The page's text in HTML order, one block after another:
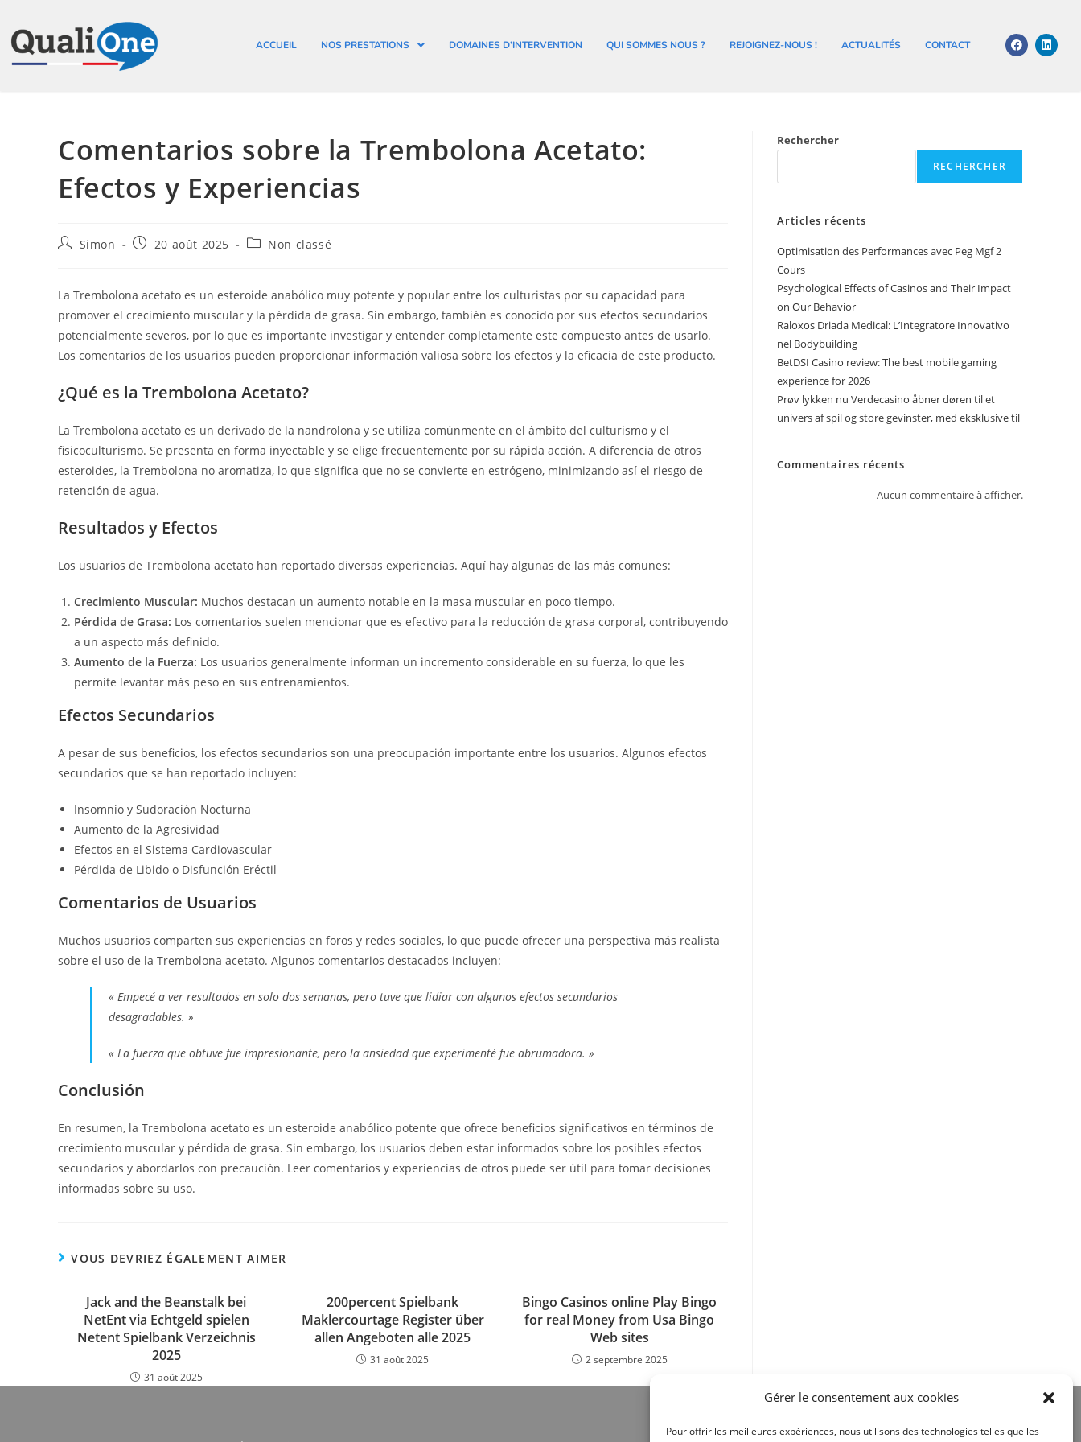
Gérer le consentement aux cookies
Pour offrir les meilleures expériences, nous utilisons des technologies telles que les
ACCUEIL NOS PRESTATIONS DOMAINES D’INTERVENTION QUI SOMMES NOUS ? REJOIGNEZ-NOUS ! ACTUALITÉS CONTACT
Comentarios sobre la Trembolona Acetato:
Efectos y Experiencias
Simon 20 août 2025 Non classé
La Trembolona acetato es un esteroide anabólico muy potente y popular entre los culturistas por su capacidad para
promover el crecimiento muscular y la pérdida de grasa. Sin embargo, también es conocido por sus efectos secundarios
potencialmente severos, por lo que es importante investigar y entender completamente este compuesto antes de usarlo.
Los comentarios de los usuarios pueden proporcionar información valiosa sobre los efectos y la eficacia de este producto.
¿Qué es la Trembolona Acetato?
La Trembolona acetato es un derivado de la nandrolona y se utiliza comúnmente en el ámbito del culturismo y el
fisicoculturismo. Se presenta en forma inyectable y se elige frecuentemente por su rápida acción. A diferencia de otros
esteroides, la Trembolona no aromatiza, lo que significa que no se convierte en estrógeno, minimizando así el riesgo de
retención de agua.
Resultados y Efectos
Los usuarios de Trembolona acetato han reportado diversas experiencias. Aquí hay algunas de las más comunes:
Crecimiento Muscular: Muchos destacan un aumento notable en la masa muscular en poco tiempo.
Pérdida de Grasa: Los comentarios suelen mencionar que es efectivo para la reducción de grasa corporal, contribuyendo
a un aspecto más definido.
Aumento de la Fuerza: Los usuarios generalmente informan un incremento considerable en su fuerza, lo que les
permite levantar más peso en sus entrenamientos.
Efectos Secundarios
A pesar de sus beneficios, los efectos secundarios son una preocupación importante entre los usuarios. Algunos efectos
secundarios que se han reportado incluyen:
Insomnio y Sudoración Nocturna
Aumento de la Agresividad
Efectos en el Sistema Cardiovascular
Pérdida de Libido o Disfunción Eréctil
Comentarios de Usuarios
Muchos usuarios comparten sus experiencias en foros y redes sociales, lo que puede ofrecer una perspectiva más realista
sobre el uso de la Trembolona acetato. Algunos comentarios destacados incluyen:
« Empecé a ver resultados en solo dos semanas, pero tuve que lidiar con algunos efectos secundarios
desagradables. »
« La fuerza que obtuve fue impresionante, pero la ansiedad que experimenté fue abrumadora. »
Conclusión
En resumen, la Trembolona acetato es un esteroide anabólico potente que ofrece beneficios significativos en términos de
crecimiento muscular y pérdida de grasa. Sin embargo, los usuarios deben estar informados sobre los posibles efectos
secundarios y abordarlos con precaución. Leer comentarios y experiencias de otros puede ser útil para tomar decisiones
informadas sobre su uso.
VOUS DEVRIEZ ÉGALEMENT AIMER
Jack and the Beanstalk bei
NetEnt via Echtgeld spielen
Netent Spielbank Verzeichnis
2025
31 août 2025
200percent Spielbank
Maklercourtage Register über
allen Angeboten alle 2025
31 août 2025
Bingo Casinos online Play Bingo
for real Money from Usa Bingo
Web sites
2 septembre 2025
Rechercher
RECHERCHER
Articles récents
Optimisation des Performances avec Peg Mgf 2
Cours
Psychological Effects of Casinos and Their Impact
on Our Behavior
Raloxos Driada Medical: L’Integratore Innovativo
nel Bodybuilding
BetDSI Casino review: The best mobile gaming
experience for 2026
Prøv lykken nu Verdecasino åbner døren til et
univers af spil og store gevinster, med eksklusive til
Commentaires récents
Aucun commentaire à afficher.